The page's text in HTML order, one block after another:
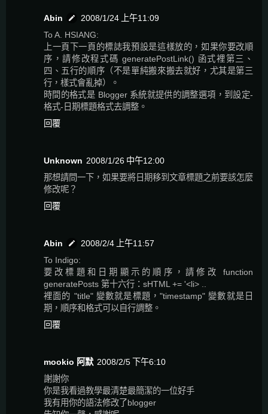
Abin
2008/1/24 上午11:09
To A. HSIANG:
上一頁下一頁的標誌我預設是這樣放的，如果你要改順
序，請修改程式碼 generatePostLink() 函式裡第三、
四、五行的順序（不是單純搬來搬去就好，尤其是第三
行，樣式會亂掉）。
時間的格式是 Blogger 系統就提供的調整選項，到設定-
格式-日期標題格式去調整。
回覆
Unknown 2008/1/26 中午12:00
那想請問一下，如果要將日期移到文章標題之前要該怎麼
修改呢？
回覆
Abin
2008/2/4 上午11:57
To Indigo:
要改標題和日期顯示的順序，請修改 function
generatePosts 第十六行：sHTML += '<li> ..
裡面的 "title" 變數就是標題，"timestamp" 變數就是日
期，順序和格式可以自行調整。
回覆
mookio 阿默 2008/2/5 下午6:10
謝謝你
你是我看過教學最清楚最簡潔的一位好手
我有用你的語法修改了blogger